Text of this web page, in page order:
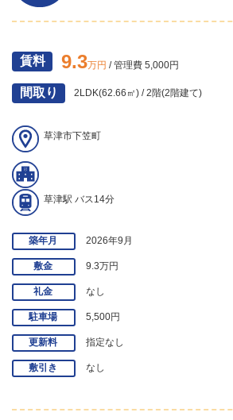
賃料 9.3万円 / 管理費 5,000円
間取り 2LDK(62.66㎡) / 2階(2階建て)
草津市下笠町
草津駅 バス14分
築年月 2026年9月
敷金 9.3万円
礼金 なし
駐車場 5,500円
更新料 指定なし
敷引き なし